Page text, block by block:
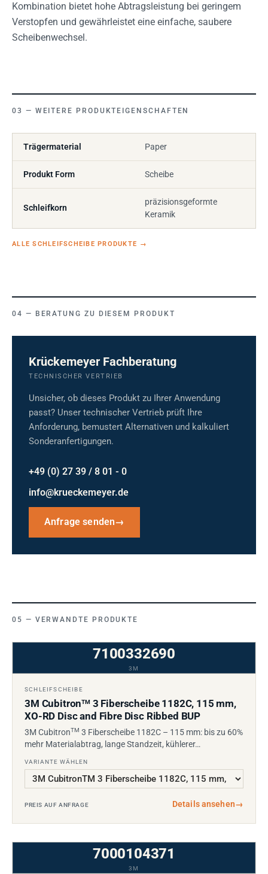
Kombination bietet hohe Abtragsleistung bei geringem
Verstopfen und gewährleistet eine einfache, saubere
Scheibenwechsel.
WEITERE PRODUKTEIGENSCHAFTEN
Trägermaterial Paper
Produkt Form Scheibe
Schleifkorn
präzisionsgeformte
Keramik
ALLE SCHLEIFSCHEIBE PRODUKTE →
BERATUNG ZU DIESEM PRODUKT
Krückemeyer Fachberatung
TECHNISCHER VERTRIEB
Unsicher, ob dieses Produkt zu Ihrer Anwendung
passt? Unser technischer Vertrieb prüft Ihre
Anforderung, bemustert Alternativen und kalkuliert
Sonderanfertigungen.
+49 (0) 27 39 / 8 01 - 0
info@krueckemeyer.de
Anfrage senden→
VERWANDTE PRODUKTE
7100332690
3M
SCHLEIFSCHEIBE
3M CubitronTM3 Fiberscheibe 1182C, 115 mm,
XO-RD Disc and Fibre Disc Ribbed BUP
3M CubitronTM 3 Fiberscheibe 1182C – 115 mm: bis zu 60%
mehr Materialabtrag, lange Standzeit, kühlerer…
VARIANTE WÄHLEN
PREIS AUF ANFRAGE Details ansehen→
7000104371
3M